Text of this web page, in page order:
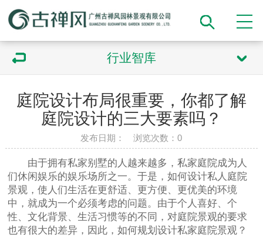
行业智库
庭院设计布局很重要，你都了解
庭院设计的三大要素吗？
发布日期： 浏览次数：0
由于拥有私家别墅的人越来越多，私家庭院成为人
们休闲娱乐的娱乐场所之一。于是，如何设计私人庭院
景观，使人们生活在更舒适、更方便、更优美的环境
中，就成为一个必须考虑的问题。由于个人喜好、个
性、文化背景、生活习惯等的不同，对庭院景观的要求
也有很大的差异，因此，如何规划设计私家庭院景观？